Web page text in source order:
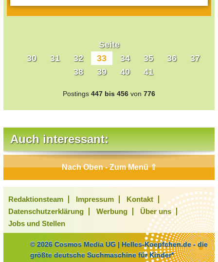
Seite
30
31 32 33 34 35 36
37
38
39 40 41
Postings 447 bis 456 von 776
Auch interessant:
Nach Oben - Zum Menü ⇧
Redaktionsteam Impressum
Kontakt
Datenschutzerklärung
Werbung
Über uns
Jobs und Stellen
© 2026 Cosmos Media UG | Helles-Koepfchen.de - die
größte deutsche Suchmaschine für Kinder*